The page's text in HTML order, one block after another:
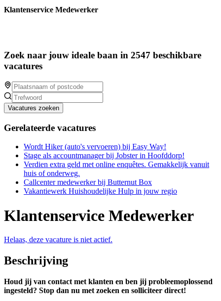
Klantenservice Medewerker
Zoek naar jouw ideale baan in 2547 beschikbare
vacatures
Vacatures zoeken
Gerelateerde vacatures
Wordt Hiker (auto's vervoeren) bij Easy Way!
Stage als accountmanager bij Jobster in Hoofddorp!
Verdien extra geld met online enquêtes. Gemakkelijk vanuit
huis of onderweg.
Callcenter medewerker bij Butternut Box
Vakantiewerk Huishoudelijke Hulp in jouw regio
Klantenservice Medewerker
Helaas, deze vacature is niet actief.
Beschrijving
Houd jij van contact met klanten en ben jij probleemoplossend
ingesteld? Stop dan nu met zoeken en solliciteer direct!